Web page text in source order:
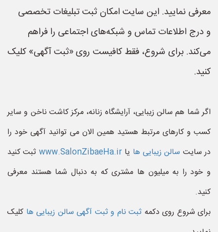
معرفی نمایید. این سایت امکان ثبت تبلیغات تخصصی
و درج اطلاعات تماس و شبکه‌های اجتماعی را فراهم
می‌کند. برای شروع، فقط کافیست روی «ثبت آگهی» کلیک
کنید.
اگر شما هم سالن زیبایی، آرایشگاه زنانه، مرکز کاشت ناخن و سایر
کسب و کارهای مرتبط هستید همین الان می توانید آگهی خود را
در سایت سالن زیبایی ها یاwww.SalonZibaeHa.ir ثبت کنید
و خود را به میلیون ها مشتری که به دنبال شما هستند معرفی
کنید.
برای شروع روی دکمه ثبت نام و ثبت آگهی سالن زیبایی ها کلیک